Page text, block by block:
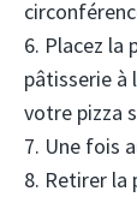
6. Placez la
pâtisserie à
votre pizza
7. Une fois
8. Retirer la